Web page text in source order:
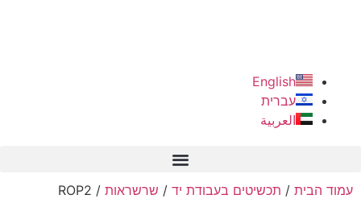
English
עברית
العربية
עמוד הבית / תכשיטים בעבודת יד / שרשראות / ROP2